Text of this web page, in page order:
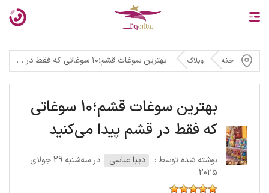
خانه وبلاگ بهترین سوغات قشم؛۱۰ سوغاتی که فقط در قشم پیدا می‌کنید
بهترین سوغات قشم؛10 سوغاتی
که فقط در قشم پیدا می‌کنید
نوشته شده توسط : دیبا عباسی
در سه‌شنبه 29 جولای
2025